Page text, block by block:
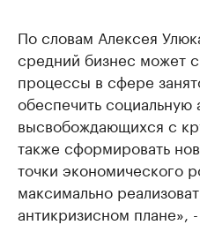
По словам Алексея
средний бизнес может
процессы в сфере
обеспечить социальную
высвобождающихся с
также сформировать
точки экономического
максимально
антикризисном плане»,